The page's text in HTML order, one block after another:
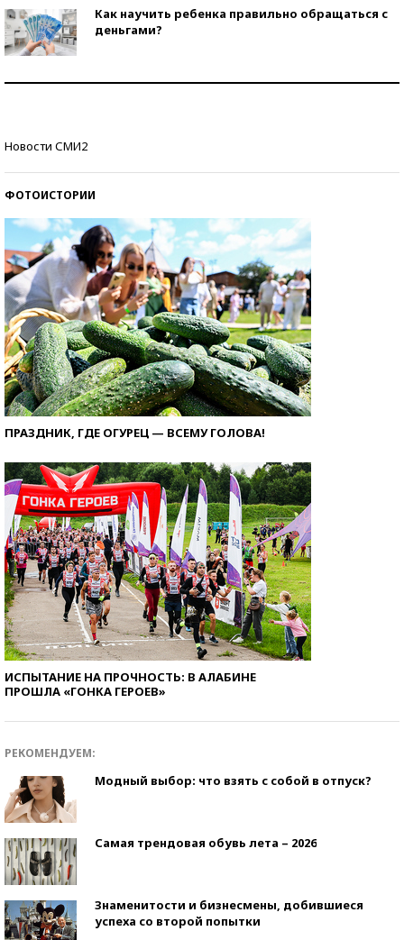
Как научить ребенка правильно обращаться с
деньгами?
Новости СМИ2
ФОТОИСТОРИИ
ПРАЗДНИК, ГДЕ ОГУРЕЦ — ВСЕМУ ГОЛОВА!
ИСПЫТАНИЕ НА ПРОЧНОСТЬ: В АЛАБИНЕ
ПРОШЛА «ГОНКА ГЕРОЕВ»
РЕКОМЕНДУЕМ:
Модный выбор: что взять с собой в отпуск?
Самая трендовая обувь лета – 2026
Знаменитости и бизнесмены, добившиеся
успеха со второй попытки